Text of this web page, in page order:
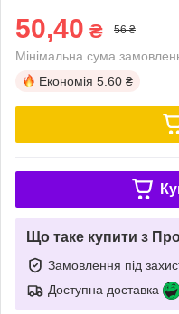
50,40 ₴ 56 ₴
Мінімальна сума
Економія 5.60 ₴
Що таке купити з
Замовлення під
Доступна доставка